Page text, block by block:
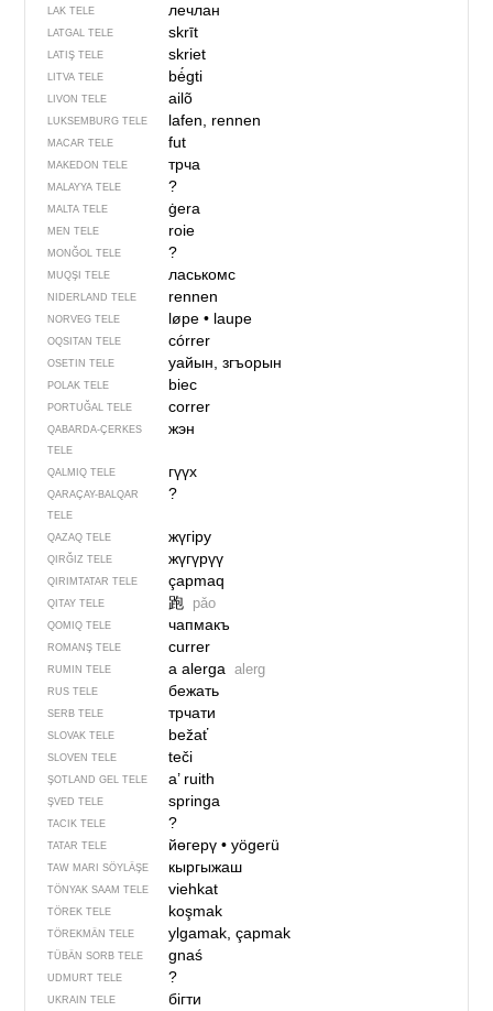
LAK TELE лечлан
LATGAL TELE skrīt
LATIŞ TELE skriet
LITVA TELE bė́gti
LIVON TELE ailõ
LUKSEMBURG TELE lafen, rennen
MACAR TELE fut
MAKEDON TELE трча
MALAYYA TELE ?
MALTA TELE ġera
MEN TELE roie
MONĞOL TELE ?
MUQŞI TELE ласькомс
NIDERLAND TELE rennen
NORVEG TELE løpe• laupe
OQSITAN TELE córrer
OSETIN TELE уайын, згъорын
POLAK TELE biec
PORTUĞAL TELE correr
QABARDA-ÇERKES
TELE
жэн
QALMIQ TELE гүүх
QARAÇAY-BALQAR
TELE
?
QAZAQ TELE жүгіру
QIRĞIZ TELE жүгүрүү
QIRIMTATAR TELE çapmaq
QITAY TELE 跑 pǎo
QOMIQ TELE чапмакъ
ROMANŞ TELE currer
RUMIN TELE a alerga alerg
RUS TELE бежать
SERB TELE трчати
SLOVAK TELE bežať
SLOVEN TELE teči
ŞOTLAND GEL TELE a’ ruith
ŞVED TELE springa
TACIK TELE ?
TATAR TELE йөгерү• yögerü
TAW MARI SÖYLÄŞE кыргыжаш
TÖNYAK SAAM TELE viehkat
TÖREK TELE koşmak
TÖREKMÄN TELE ylgamak, çapmak
TÜBÄN SORB TELE gnaś
UDMURT TELE ?
UKRAIN TELE бігти